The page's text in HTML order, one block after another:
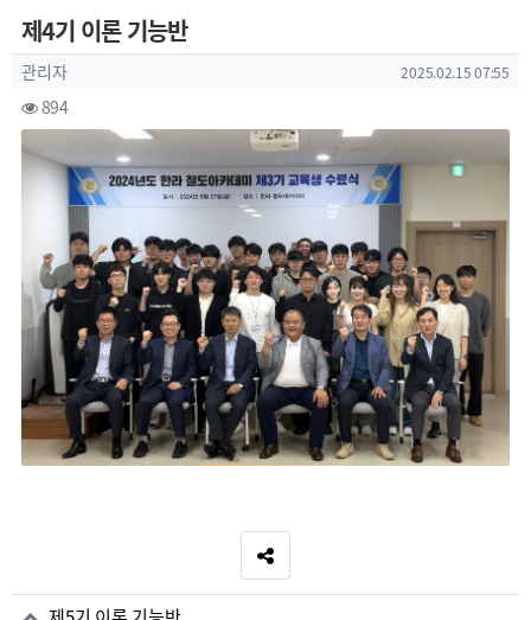
제4기 이론 기능반
작성자 정보
관리자작성 작성일
2025.02.15 07:55
컨텐츠 정보
894조회
본문
SNS 공유
관련자료